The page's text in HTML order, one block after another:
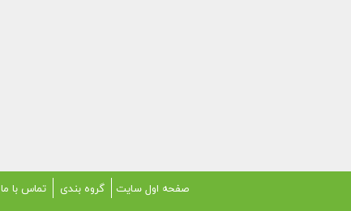
صفحه اول سایت گروه بندی تماس با ما